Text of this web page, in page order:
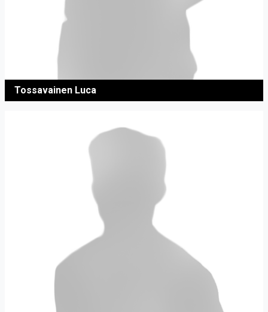
Tossavainen Luca